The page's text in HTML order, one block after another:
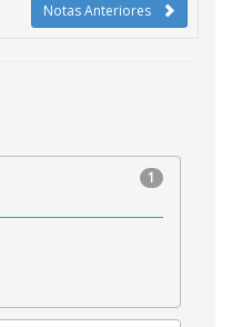
Notas Anteriores
1